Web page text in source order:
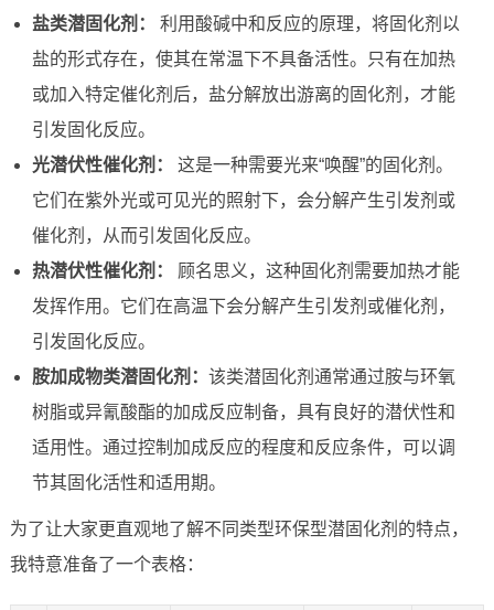
盐类潜固化剂：
利用酸碱中和反应的原理，将固化剂以
盐的形式存在，使其在常温下不具备活性。只有在加热
或加入特定催化剂后，盐分解放出游离的固化剂，才能
引发固化反应。
光潜伏性催化剂：
这是一种需要光来“唤醒”的固化剂。
它们在紫外光或可见光的照射下，会分解产生引发剂或
催化剂，从而引发固化反应。
热潜伏性催化剂：
顾名思义，这种固化剂需要加热才能
发挥作用。它们在高温下会分解产生引发剂或催化剂，
引发固化反应。
胺加成物类潜固化剂： 该类潜固化剂通常通过胺与环氧
树脂或异氰酸酯的加成反应制备，具有良好的潜伏性和
适用性。通过控制加成反应的程度和反应条件，可以调
节其固化活性和适用期。
为了让大家更直观地了解不同类型环保型潜固化剂的特点，
我特意准备了一个表格：